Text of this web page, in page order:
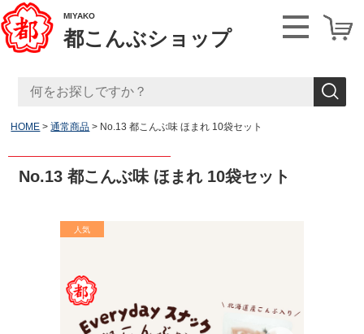
MIYAKO
都こんぶショップ
HOME 通常商品 No.13 都こんぶ味 ほまれ 10袋セット
No.13 都こんぶ味 ほまれ 10袋セット